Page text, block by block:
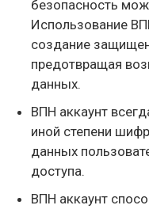
безопасность
Использование
создание
предотвращая
данных.
ВПН аккаунт
иной степени
данных
доступа.
ВПН аккаунт